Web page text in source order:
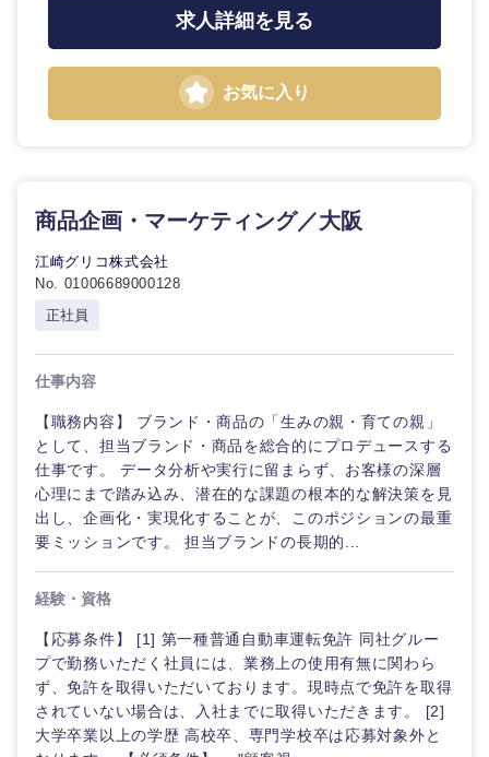
新潟県
山梨県
求人詳細を見る
お気に入り
商品企画・マーケティング／大阪
江崎グリコ株式会社
No. 01006689000128
正社員
仕事内容
【職務内容】 ブランド・商品の「生みの親・育ての親」
として、担当ブランド・商品を総合的にプロデュースする
仕事です。 データ分析や実行に留まらず、お客様の深層
心理にまで踏み込み、潜在的な課題の根本的な解決策を見
出し、企画化・実現化することが、このポジションの最重
要ミッションです。 担当ブランドの長期的...
経験・資格
【応募条件】 [1] 第一種普通自動車運転免許 同社グルー
プで勤務いただく社員には、業務上の使用有無に関わら
ず、免許を取得いただいております。現時点で免許を取得
されていない場合は、入社までに取得いただきます。 [2]
大学卒業以上の学歴 高校卒、専門学校卒は応募対象外と